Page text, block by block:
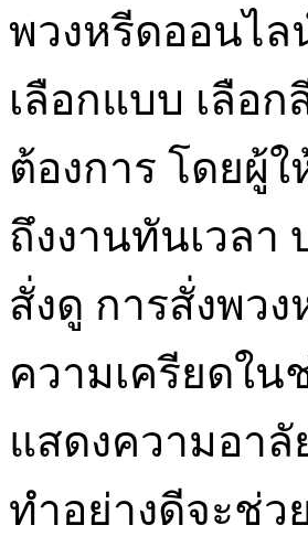
พวงหรีดออนไล
เลือกแบบ เลือ
ต้องการ โดยผู้
ถึงงานทันเวลา
สั่งดู การสั่งพว
ความเครียดใน
แสดงความอาลั
ทำอย่างดีจะช่ว